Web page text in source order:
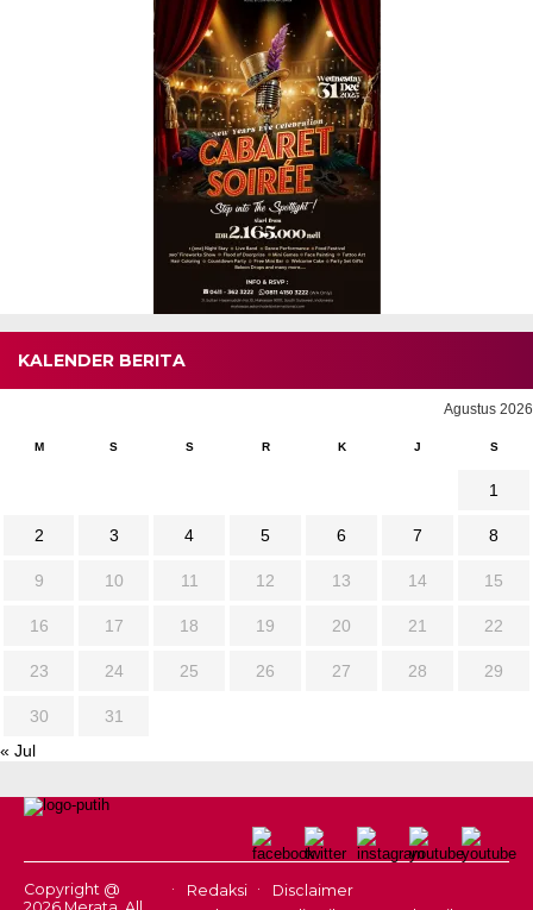
KALENDER BERITA
Agustus 2026
M S S R K J S
1
2 3 4 5 6 7 8
9 10 11 12 13 14 15
16 17 18 19 20 21 22
23 24 25 26 27 28 29
30
31
« Jul
Copyright @
Redaksi
Disclaimer